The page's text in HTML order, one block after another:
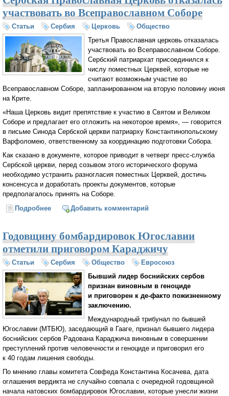
участвовать во Всеправославном Соборе
Статьи Сербия Церковь
Общество
Третья Православная церковь отказалась
участвовать во Всеправославном Соборе.
Сербский патриархат присоединился к
числу поместных Церквей, которые не
считают возможным участие во
Всеправославном Соборе, запланированном на вторую половину июня
на Крите.
«Наша Церковь видит препятствие к участию в Святом и Великом
Соборе и предлагает его отложить на некоторое время», — говорится
в письме Синода Сербской церкви патриарху Константинопольскому
Варфоломею, ответственному за координацию подготовки Собора.
Как сказано в документе, которое приводит в четверг пресс-служба
Сербской церкви, перед созывом этого исторического форума
необходимо устранить разногласия поместных Церквей, достичь
консенсуса и доработать проекты документов, которые
предполагалось принять на Соборе.
Подробнее о Сербская Православная Церковь отказалась
Добавить комментарий
Годовщину бомбардировок Югославии
отметили приговором Караджичу
Статьи Сербия Общество
Евросоюз
Бывший лидер боснийских сербов
признан виновным в геноциде
и приговорен к де-факто пожизненному
заключению.
Международный трибунал по бывшей
Югославии (МТБЮ), заседающий в Гааге, признал бывшего лидера
боснийских сербов Радована Караджича виновным в совершении
преступлений против человечности и геноциде и приговорил его
к 40 годам лишения свободы.
По мнению главы комитета Совфеда Константина Косачева, дата
оглашения вердикта не случайно совпала с очередной годовщиной
начала натовских бомбардировок Югославии, которые унесли жизни